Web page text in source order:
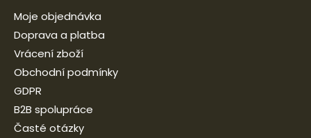
Moje objednávka
Doprava a platba
Vrácení zboží
Obchodní podmínky
GDPR
B2B spolupráce
Časté otázky